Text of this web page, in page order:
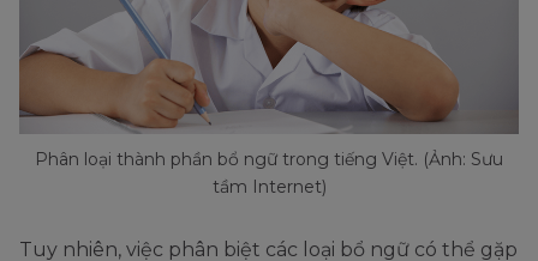
Phân loại thành phần bổ ngữ trong tiếng Việt. (Ảnh: Sưu
tầm Internet)
Tuy nhiên, việc phân biệt các loại bổ ngữ có thể gặp